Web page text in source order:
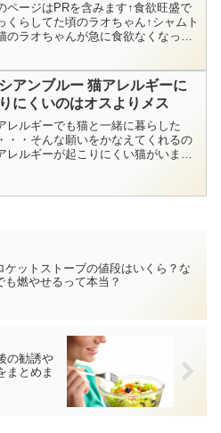
ページはPRを含みます↑食欲旺盛で
くらしてた頃のラオちゃん↑シャムト
のラオちゃんが急に食欲なくなっ
ないのですがウェットフードやチュ
、おやつは食べるん...
アンブルー 猫アレルギーに
にくいのはオスよりメス
レルギーでも猫と一緒に暮らした
・・そんな願いをかなえてくれるの
レルギーが起こりにくい猫がいま
ブルーの他にアレルギーが起こりに
ケットストーブの値段はいくら？な
も燃やせるって本当？
の勧誘や
まとめま